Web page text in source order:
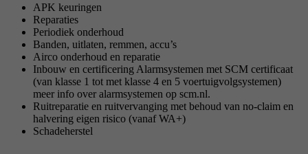
APK keuringen
Reparaties
Periodiek onderhoud
Banden, uitlaten, remmen, accu’s
Airco onderhoud en reparatie
Inbouw en certificering Alarmsystemen met SCM certificaat
(van klasse 1 tot met klasse 4 en 5 voertuigvolgsystemen)
meer info over alarmsystemen op scm.nl.
Ruitreparatie en ruitvervanging met behoud van no-claim en
halvering eigen risico (vanaf WA+)
Schadeherstel